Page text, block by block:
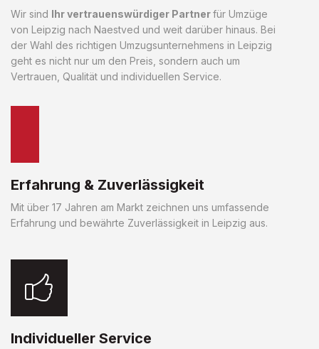
Wir sind Ihr vertrauenswürdiger Partnerfür Umzüge
von Leipzig nach Naestved und weit darüber hinaus. Bei
der Wahl des richtigen Umzugsunternehmens in Leipzig
geht es nicht nur um den Preis, sondern auch um
Vertrauen, Qualität und individuellen Service.
Erfahrung & Zuverlässigkeit
Mit über 17 Jahren am Markt zeichnen uns umfassende
Erfahrung und bewährte Zuverlässigkeit in Leipzig aus.
Individueller Service